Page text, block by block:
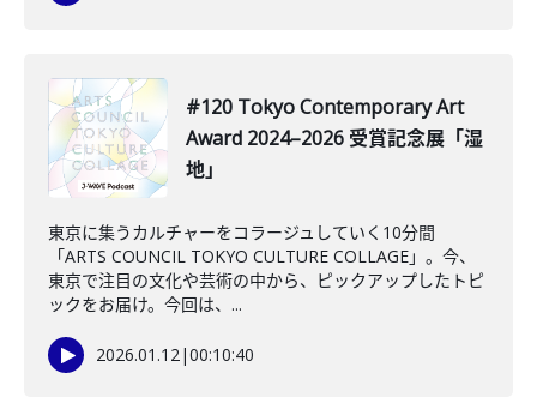
#120 Tokyo Contemporary Art
Award 2024–2026 受賞記念展「湿
地」
東京に集うカルチャーをコラージュしていく10分間
「ARTS COUNCIL TOKYO CULTURE COLLAGE」。今、
東京で注目の文化や芸術の中から、ピックアップしたトピ
ックをお届け。今回は、...
2026.01.12|00:10:40